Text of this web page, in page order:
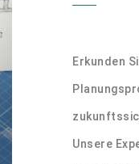
Erkunden
Unsere